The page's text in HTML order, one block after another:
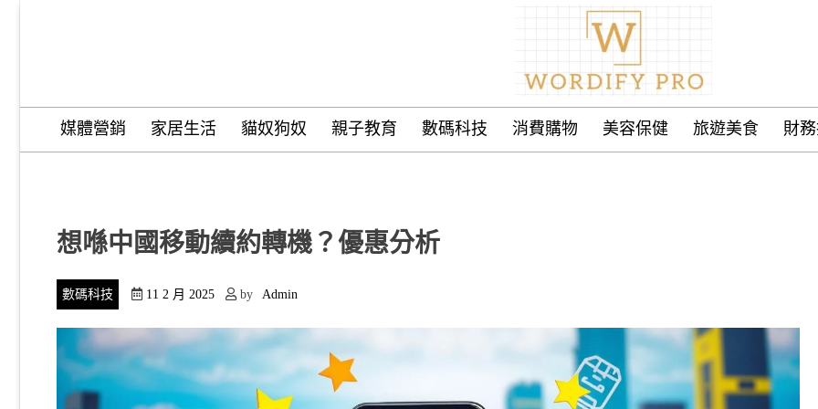
Wordify Pro
媒體營銷 家居生活 貓奴狗奴 親子教育 數碼科技 消費購物 美容保健 旅遊美食 財
想喺中國移動續約轉機？優惠分析
數碼科技 11 2 月 2025 by Admin